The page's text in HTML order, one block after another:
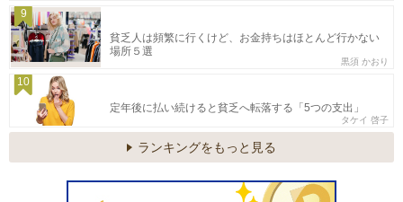
9
貧乏人は頻繁に行くけど、お金持ちはほとんど行かない
場所５選
黒須 かおり
10
定年後に払い続けると貧乏へ転落する「5つの支出」
タケイ 啓子
ランキングをもっと見る